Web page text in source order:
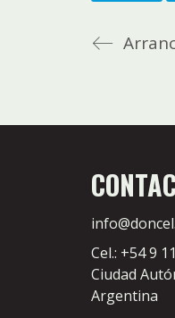
Cel.: +54 9
Ciudad
Argentina